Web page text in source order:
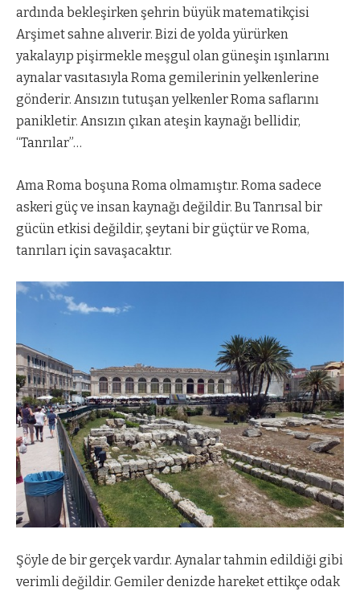
ardında bekleşirken şehrin büyük matematikçisi
Arşimet sahne alıverir. Bizi de yolda yürürken
yakalayıp pişirmekle meşgul olan güneşin ışınlarını
aynalar vasıtasıyla Roma gemilerinin yelkenlerine
gönderir. Ansızın tutuşan yelkenler Roma saflarını
panikletir. Ansızın çıkan ateşin kaynağı bellidir,
“Tanrılar”…
Ama Roma boşuna Roma olmamıştır. Roma sadece
askeri güç ve insan kaynağı değildir. Bu Tanrısal bir
gücün etkisi değildir, şeytani bir güçtür ve Roma,
tanrıları için savaşacaktır.
Şöyle de bir gerçek vardır. Aynalar tahmin edildiği gibi
verimli değildir. Gemiler denizde hareket ettikçe odak